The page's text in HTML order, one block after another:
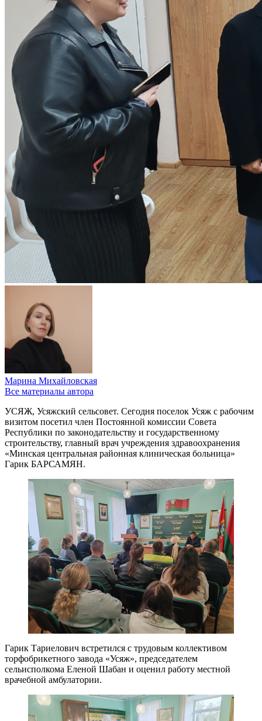
Марина Михайловская
Все материалы автора
УСЯЖ, Усяжский сельсовет. Сегодня поселок Усяж с рабочим
визитом посетил член Постоянной комиссии Совета
Республики по законодательству и государственному
строительству, главный врач учреждения здравоохранения
«Минская центральная районная клиническая больница»
Гарик БАРСАМЯН.
Гарик Тариелович встретился с трудовым коллективом
торфобрикетного завода «Усяж», председателем
сельисполкома Еленой Шабан и оценил работу местной
врачебной амбулатории.